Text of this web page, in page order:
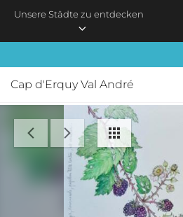
Unsere Städte zu entdecken
Cap d'Erquy Val André